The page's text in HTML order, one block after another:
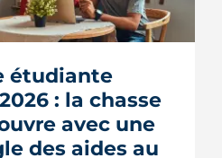
la dernière grande
La ZAC de
une nouvelle
veut
sans identité en
étudiante
: la chasse
avec une
des aides au